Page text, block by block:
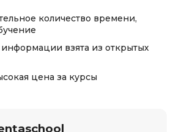
количество времени,
информации взята из открытых
цена за курсы